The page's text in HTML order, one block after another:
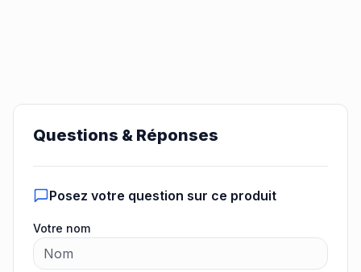
Questions & Réponses
Posez votre question sur ce produit
Votre nom